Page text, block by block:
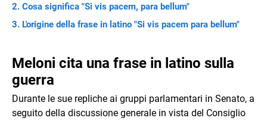
Cosa significa "Si vis pacem, para bellum"
L'origine della frase in latino "Si vis pacem para bellum"
Meloni cita una frase in latino sulla
guerra
Durante le sue repliche ai gruppi parlamentari in Senato, a
seguito della discussione generale in vista del Consiglio